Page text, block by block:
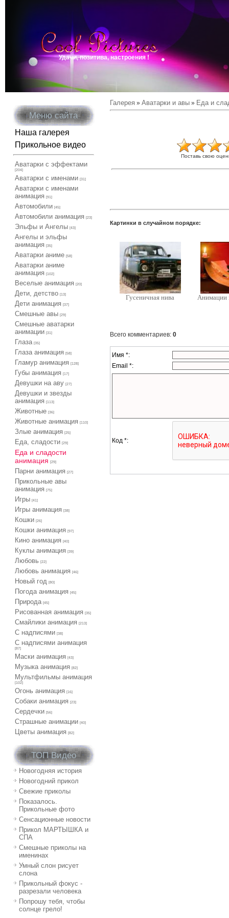
Удачи, позитива, настроения !
Меню сайта
Наша галерея
Прикольное видео
Аватарки с эффектами
[204]
Аватарки с именами [31]
Аватарки с именами
анимация
[91]
Автомобили [45]
Автомобили анимация [23]
Эльфы и Ангелы [43]
Ангелы и эльфы
анимация
[35]
Аватарки аниме [58]
Аватарки аниме
анимация
[102]
Веселые анимация [20]
Дети, детство [13]
Дети анимация [37]
Cмешные авы [29]
Cмешные аватарки
анимации
[31]
Глаза [35]
Глаза анимация [58]
Гламур анимация [128]
Губы анимация [17]
Девушки на аву [27]
Девушки и звезды
анимация
[113]
Животные [36]
Животные анимация [110]
Злые анимация [25]
Еда, сладости [29]
Еда и сладости
анимация
[29]
Парни анимация [27]
Прикольные авы
анимация
[75]
Игры [41]
Игры анимация [38]
Кошки [26]
Кошки анимация [97]
Кино анимация [40]
Куклы анимация [39]
Любовь [22]
Любовь анимация [46]
Новый год [80]
Погода анимация [45]
Природа [45]
Рисованная анимация [35]
Смайлики анимация [213]
С надписями [38]
С надписями анимация
[87]
Маски анимация [43]
Музыка анимация [82]
Мультфильмы анимация
[102]
Огонь анимация [16]
Собаки анимация [23]
Сердечки [56]
Страшные анимации [40]
Цветы анимация [82]
ТОП Видео
Новогодняя история
Новогодний прикол
Свежие приколы
Показалось.
Прикольные фото
Сенсационные новости
Прикол МАРТЫШКА и
СПА
Смешные приколы на
именинах
Умный слон рисует
слона
Прикольный фокус -
разрезали человека
Попрошу тебя, чтобы
солнце грело!
Галерея » Аватарки и авы» Еда и
Поставь свою
Картинки в случайном порядке:
Гусеничная нива Анимации
Всего комментариев: 0
Имя *:
Email *:
Код *: